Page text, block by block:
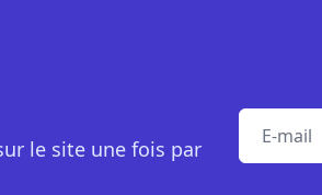
le site une fois par
E-mail